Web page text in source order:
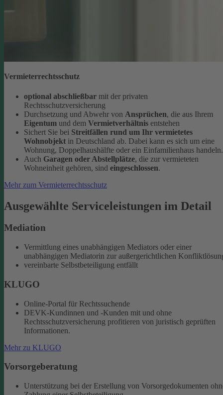
Vermieterrechtsschutz
optional abschließbar mit der privaten
Rechtsschutzversicherung
Durchsetzung und Abwehr von Ansprüchen, die aus Ihrem
Eigentum und dem Vermietverhältnis entstehen
Sichert Sie bei Streitfällen rund um Ihr vermietetes
Wohnobjekt in Deutschland ab. Dabei kann es sich um eine
Wohnung, Doppelhaushälfte oder ein Einfamilienhaus handeln.
Auch Garagen oder Abstellplätze, die zur vermieteten
Wohneinheit gehören, sind eingeschlossen.
Mehr zum Vermieterrechtsschutz
Ausgewählte Serviceleistungen im Detail
Mediation
Vermittlung eines unabhängigen Mediators oder einer
unabhängigen Mediatorin zur außergerichtlichen
vereinbarte Selbstbeteiligung entfällt
KLUGO
Online-Portal für Rechtssuchende
DEVK-Kundinnen und -Kunden mit und ohne
Rechtsschutzversicherung profitieren von juristisch geprüften
Informationen.
Mehr zu KLUGO
Vorsorgeberatung
Unterstützung bei der Erstellung von Vorsorgedokumenten